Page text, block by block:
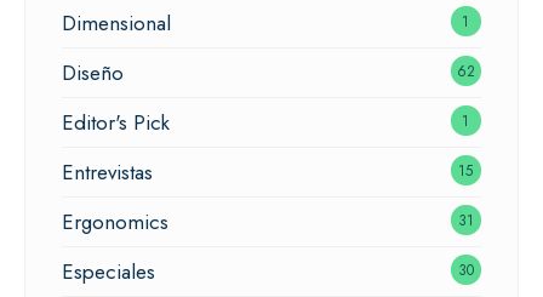
Dimensional 1
Diseño 62
Editor's Pick 1
Entrevistas 15
Ergonomics 31
Especiales 30